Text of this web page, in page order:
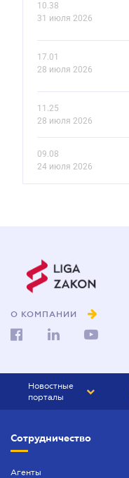
10.38
31 июля 2026
17.01
28 июля 2026
11.25
28 июля 2026
09.08
24 июля 2026
О КОМПАНИИ
Новостные
порталы
БИЗНЕС
Сотрудничество
Агенты